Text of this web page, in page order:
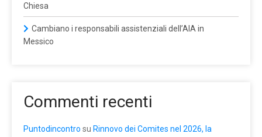
Chiesa
Cambiano i responsabili assistenziali dell’AIA in
Messico
Commenti recenti
Puntodincontro su Rinnovo dei Comites nel 2026, la